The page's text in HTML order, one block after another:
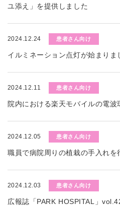
ユ添え」を提供しました
2024.12.24 患者さん向け
イルミネーション点灯が始まりま
2024.12.11 患者さん向け
院内における楽天モバイルの電波
2024.12.05 患者さん向け
職員で病院周りの植栽の手入れを
2024.12.03 患者さん向け
広報誌「PARK HOSPITAL」